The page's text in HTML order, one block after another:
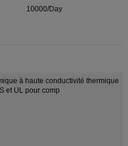
10000/Day
à haute conductivité thermique
et UL pour comp